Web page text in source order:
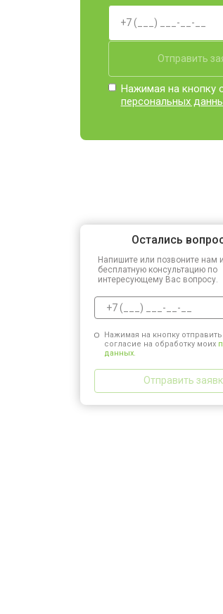
Отправить
Нажимая на кнопку
персональных
Остались
Напишите или позвоните нам
бесплатную консультацию по
интересующему Вас вопросу.
Нажимая на кнопку
согласие на обработку моих
данных.
Отправить